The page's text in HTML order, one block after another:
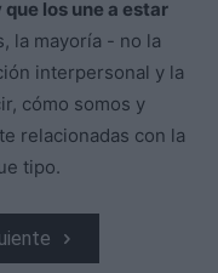
los une a estar
la mayoría - no la
interpersonal y la
cómo somos y
relacionadas con la
tipo.